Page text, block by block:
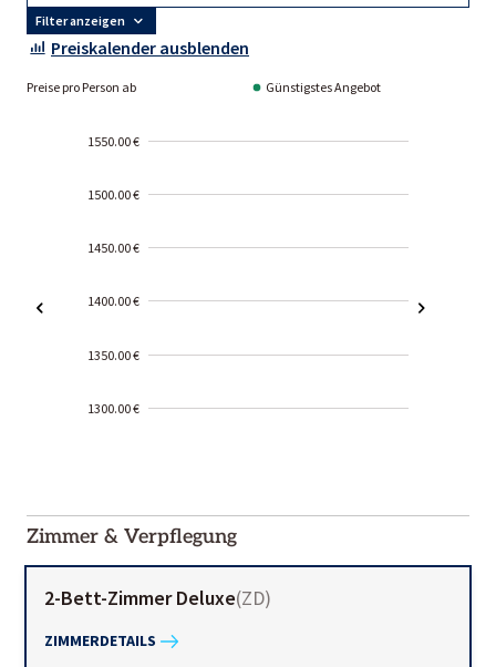
Filter anzeigen
Preiskalender ausblenden
Preise pro Person ab Günstigstes Angebot
1550.00 €
1500.00 €
1450.00 €
1400.00 €
1350.00 €
1300.00 €
01-02
Zimmer & Verpflegung
2-Bett-Zimmer Deluxe(ZD)
ZIMMERDETAILS